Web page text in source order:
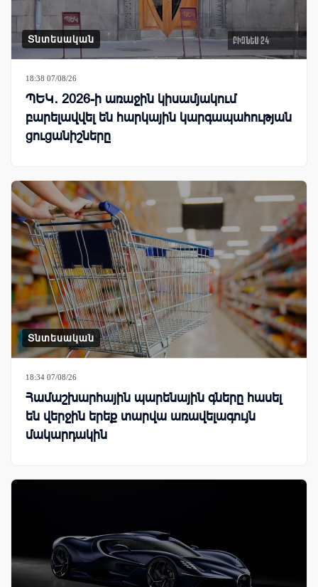
Տնտեսական
18:38 07/08/26
ՊԵԿ․ 2026-ի առաջին կիսամյակում
բարելավվել են հարկային կարգապահության
ցուցանիշները
Տնտեսական
18:34 07/08/26
Համաշխարհային պարենային գները հասել
են վերջին երեք տարվա առավելագույն
մակարդակին